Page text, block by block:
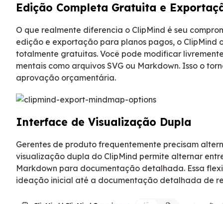
Edição Completa Gratuita e
O que realmente diferencia o ClipMind é seu
edição e exportação para planos pagos, o
totalmente gratuitas. Você pode modificar
mentais como arquivos SVG ou Markdown. Isso o
aprovação orçamentária.
Interface de Visualização Dupla
Gerentes de produto frequentemente precisam
visualização dupla do ClipMind permite alternar
Markdown para documentação detalhada. Essa
ideação inicial até a documentação detalhada de